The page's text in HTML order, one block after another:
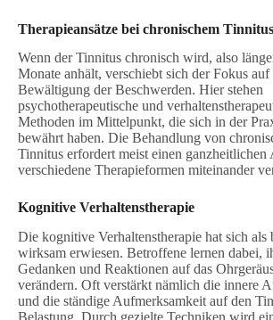
Therapieansätze bei chronischem Tinnitus
Wenn der Tinnitus chronisch wird, also
Monate anhält, verschiebt sich der Fokus auf
Bewältigung der Beschwerden. Hier stehen
psychotherapeutische und
Methoden im Mittelpunkt, die sich in der
bewährt haben. Die Behandlung von
Tinnitus erfordert meist einen ganzheitlichen
verschiedene Therapieformen miteinander
Kognitive Verhaltenstherapie
Die kognitive Verhaltenstherapie hat sich als
wirksam erwiesen. Betroffene lernen dabei,
Gedanken und Reaktionen auf das
verändern. Oft verstärkt nämlich die innere
und die ständige Aufmerksamkeit auf den